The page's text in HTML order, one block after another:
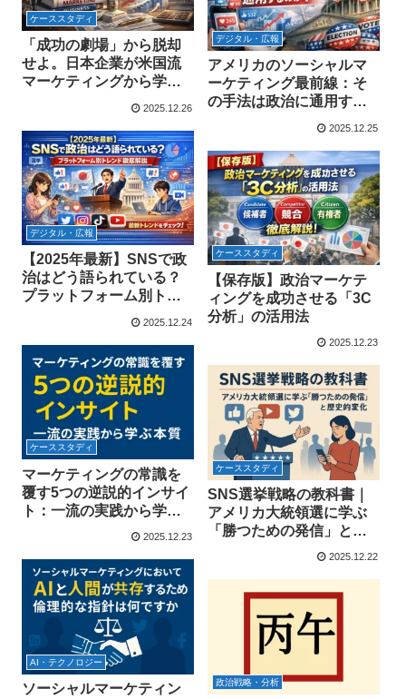
ケーススタディ
「成功の劇場」から脱却
せよ。日本企業が米国流
マーケティングから学ぶ
2025.12.26
デジタル・広報
アメリカのソーシャルマ
ーケティング最前線：そ
の手法は政治に通用する
2025.12.25
デジタル・広報
【2025年最新】SNSで政
治はどう語られている？
プラットフォーム別トレ
2025.12.24
ケーススタディ
【保存版】政治マーケテ
ィングを成功させる「3C
分析」の活用法
2025.12.23
ケーススタディ
マーケティングの常識を
覆す5つの逆説的インサイ
ト：一流の実践から学ぶ
2025.12.23
ケーススタディ
SNS選挙戦略の教科書｜
アメリカ大統領選に学ぶ
「勝つための発信」と歴
2025.12.22
AI・テクノロジー
ソーシャルマーケティン 政治戦略・分析